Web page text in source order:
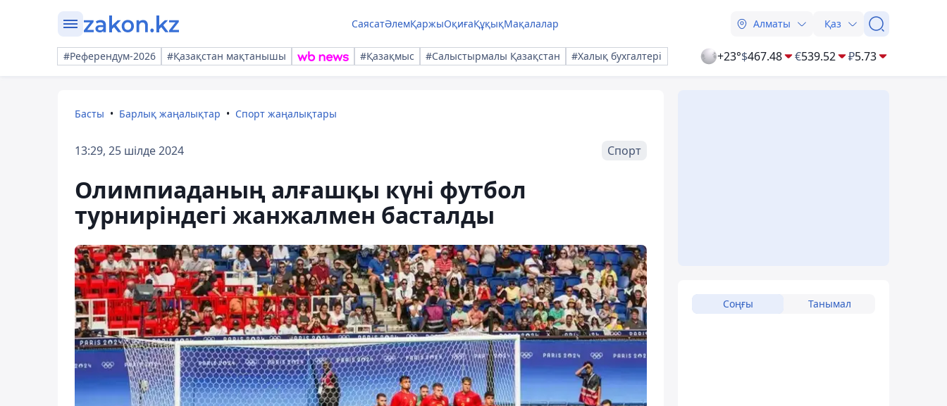
СаясатӘлемҚаржыОқиғаҚұқықМақалалар Алматы Қаз
#Референдум-2026 #Қазақстан мақтанышы #Қазақмыс #Салыстырмалы Қазақстан #Халық бухгалтері +23°$467.48 €539.52 ₽5.73
Басты Барлық жаңалықтар Спорт жаңалықтары
13:29, 25 шілде 2024 Спорт
Олимпиаданың алғашқы күні футбол
турниріндегі жанжалмен басталды
Соңғы Танымал